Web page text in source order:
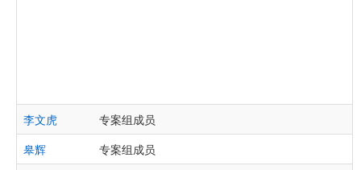
李文虎
专案组成员
皋辉
专案组成员